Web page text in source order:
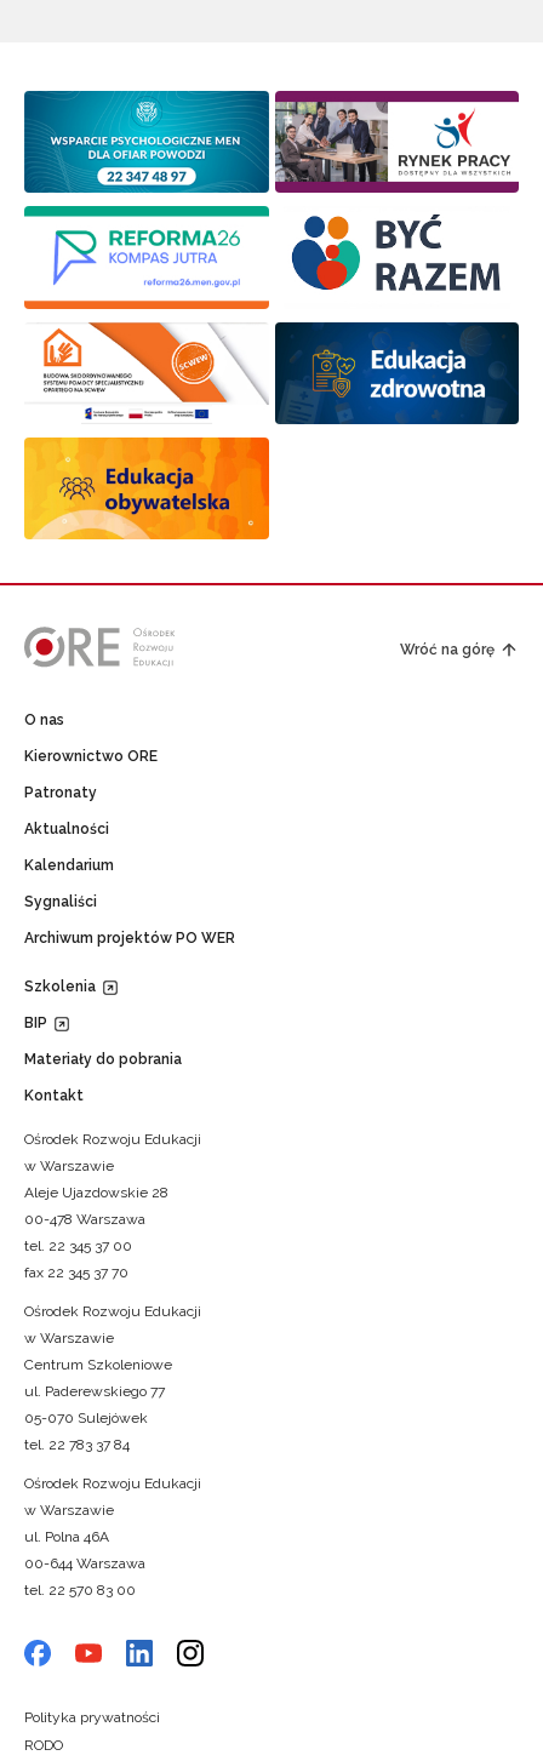
Wróć na górę
O nas
Kierownictwo ORE
Patronaty
Aktualności
Kalendarium
Sygnaliści
Archiwum projektów PO WER
Szkolenia
BIP
Materiały do pobrania
Kontakt
Ośrodek Rozwoju Edukacji
w Warszawie
Aleje Ujazdowskie 28
00-478 Warszawa
tel. 22 345 37 00
fax 22 345 37 70
Ośrodek Rozwoju Edukacji
w Warszawie
Centrum Szkoleniowe
ul. Paderewskiego 77
05-070 Sulejówek
tel. 22 783 37 84
Ośrodek Rozwoju Edukacji
w Warszawie
ul. Polna 46A
00-644 Warszawa
tel. 22 570 83 00
Polityka prywatności
RODO